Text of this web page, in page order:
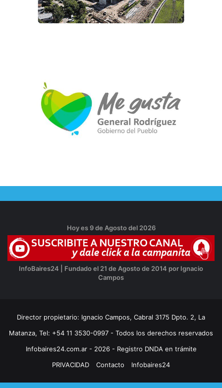
Hoy es 9 de Agosto del 2026
InfoBaires24 | Fundado el 21 de Agosto de 2014 por Ignacio
Campos
Director propietario: Ignacio Campos, Cabral 3175 Dpto. 2, La
Matanza, Tel: +54 11 3530-0997 - Todos los derechos reservados
Infobaires24.com.ar - 2026 - Registro DNDA en trámite
PRIVACIDAD
Contacto Infobaires24